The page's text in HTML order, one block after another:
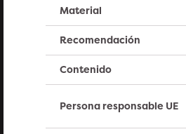
Material
Recomendación
Contenido
Persona responsable UE